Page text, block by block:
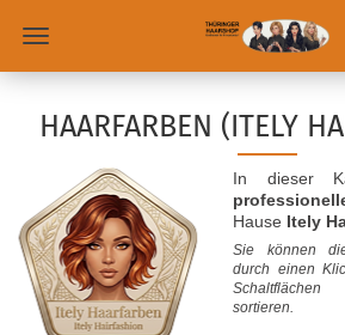
HAARFARBEN (ITELY
In dieser
Hause Itely
Sie können
durch einen
sortieren.